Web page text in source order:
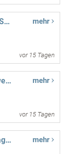
Ausbildung zum Kfz-Mechatroniker Schwerpunkt System- und Hochvolttechnik (m/w/d) Start 01.09.2027 mehr
vor 15 Tagen
Ausbildung Kfz-Mechatroniker Schwerpunkt Karosserietechnik (m/w/d) Start 01.09.2027 mehr
vor 15 Tagen
Ausbildung Kaufmann für Büromanagement (m/w/d) Start 01.09.2027 mehr